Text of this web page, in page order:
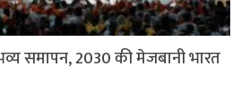
समापन, 2030 की मेजबानी भारत